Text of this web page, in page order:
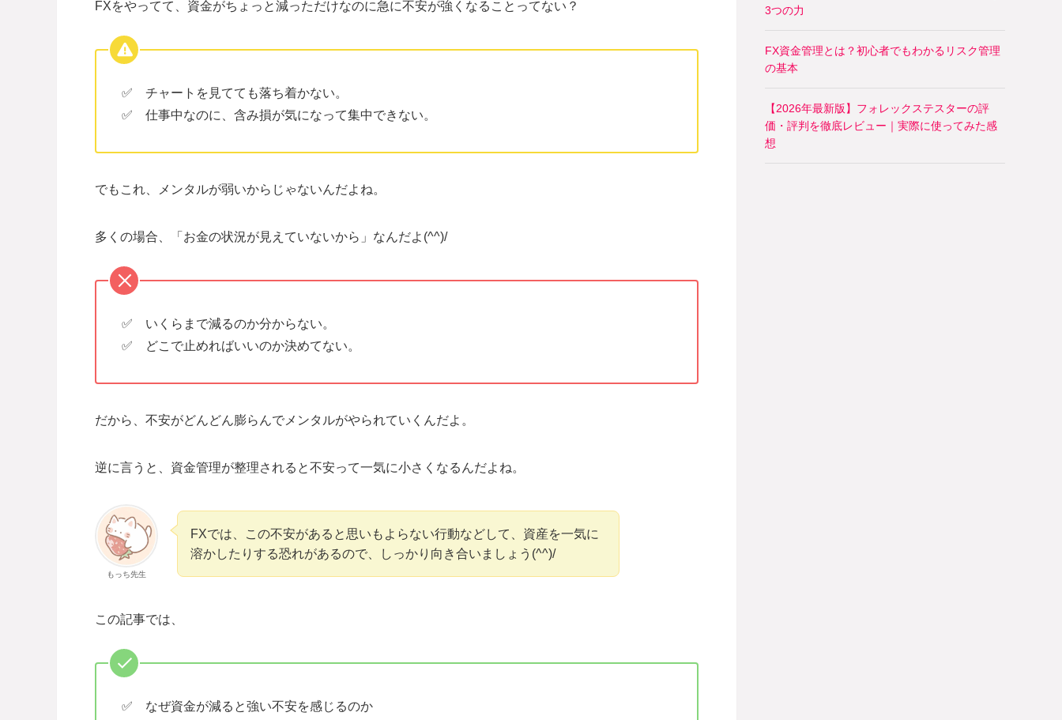
FXをやってて、資金がちょっと減っただけなのに急に不安が強くなることってない？
✅ チャートを見てても落ち着かない。
✅ 仕事中なのに、含み損が気になって集中できない。
でもこれ、メンタルが弱いからじゃないんだよね。
多くの場合、「お金の状況が見えていないから」なんだよ(^^)/
✅ いくらまで減るのか分からない。
✅ どこで止めればいいのか決めてない。
だから、不安がどんどん膨らんでメンタルがやられていくんだよ。
逆に言うと、資金管理が整理されると不安って一気に小さくなるんだよね。
もっち先生
FXでは、この不安があると思いもよらない行動などして、資産を一気に
溶かしたりする恐れがあるので、しっかり向き合いましょう(^^)/
この記事では、
✅ なぜ資金が減ると強い不安を感じるのか
3つの力
FX資金管理とは？初心者でもわかるリスク管理
の基本
【2026年最新版】フォレックステスターの評
価・評判を徹底レビュー｜実際に使ってみた感
想